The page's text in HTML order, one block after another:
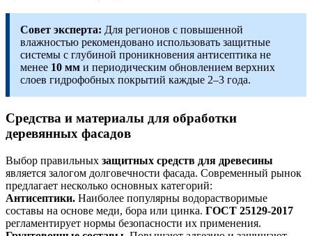
Совет эксперта: Для регионов с повышенной
влажностью рекомендовано использовать защитные
системы с глубиной проникновения антисептика не
менее 10 мм и периодическим обновлением верхних
слоев гидрофобных покрытий каждые 2–3 года.
Средства и материалы для обработки
деревянных фасадов
Выбор правильных защитных средств для древесины
является залогом долговечности фасада. Современный рынок
предлагает несколько основных категорий:
Антисептики. Наиболее популярны водорастворимые
составы на основе меди, бора или цинка. ГОСТ 25129-2017
регламентирует нормы безопасности их применения.